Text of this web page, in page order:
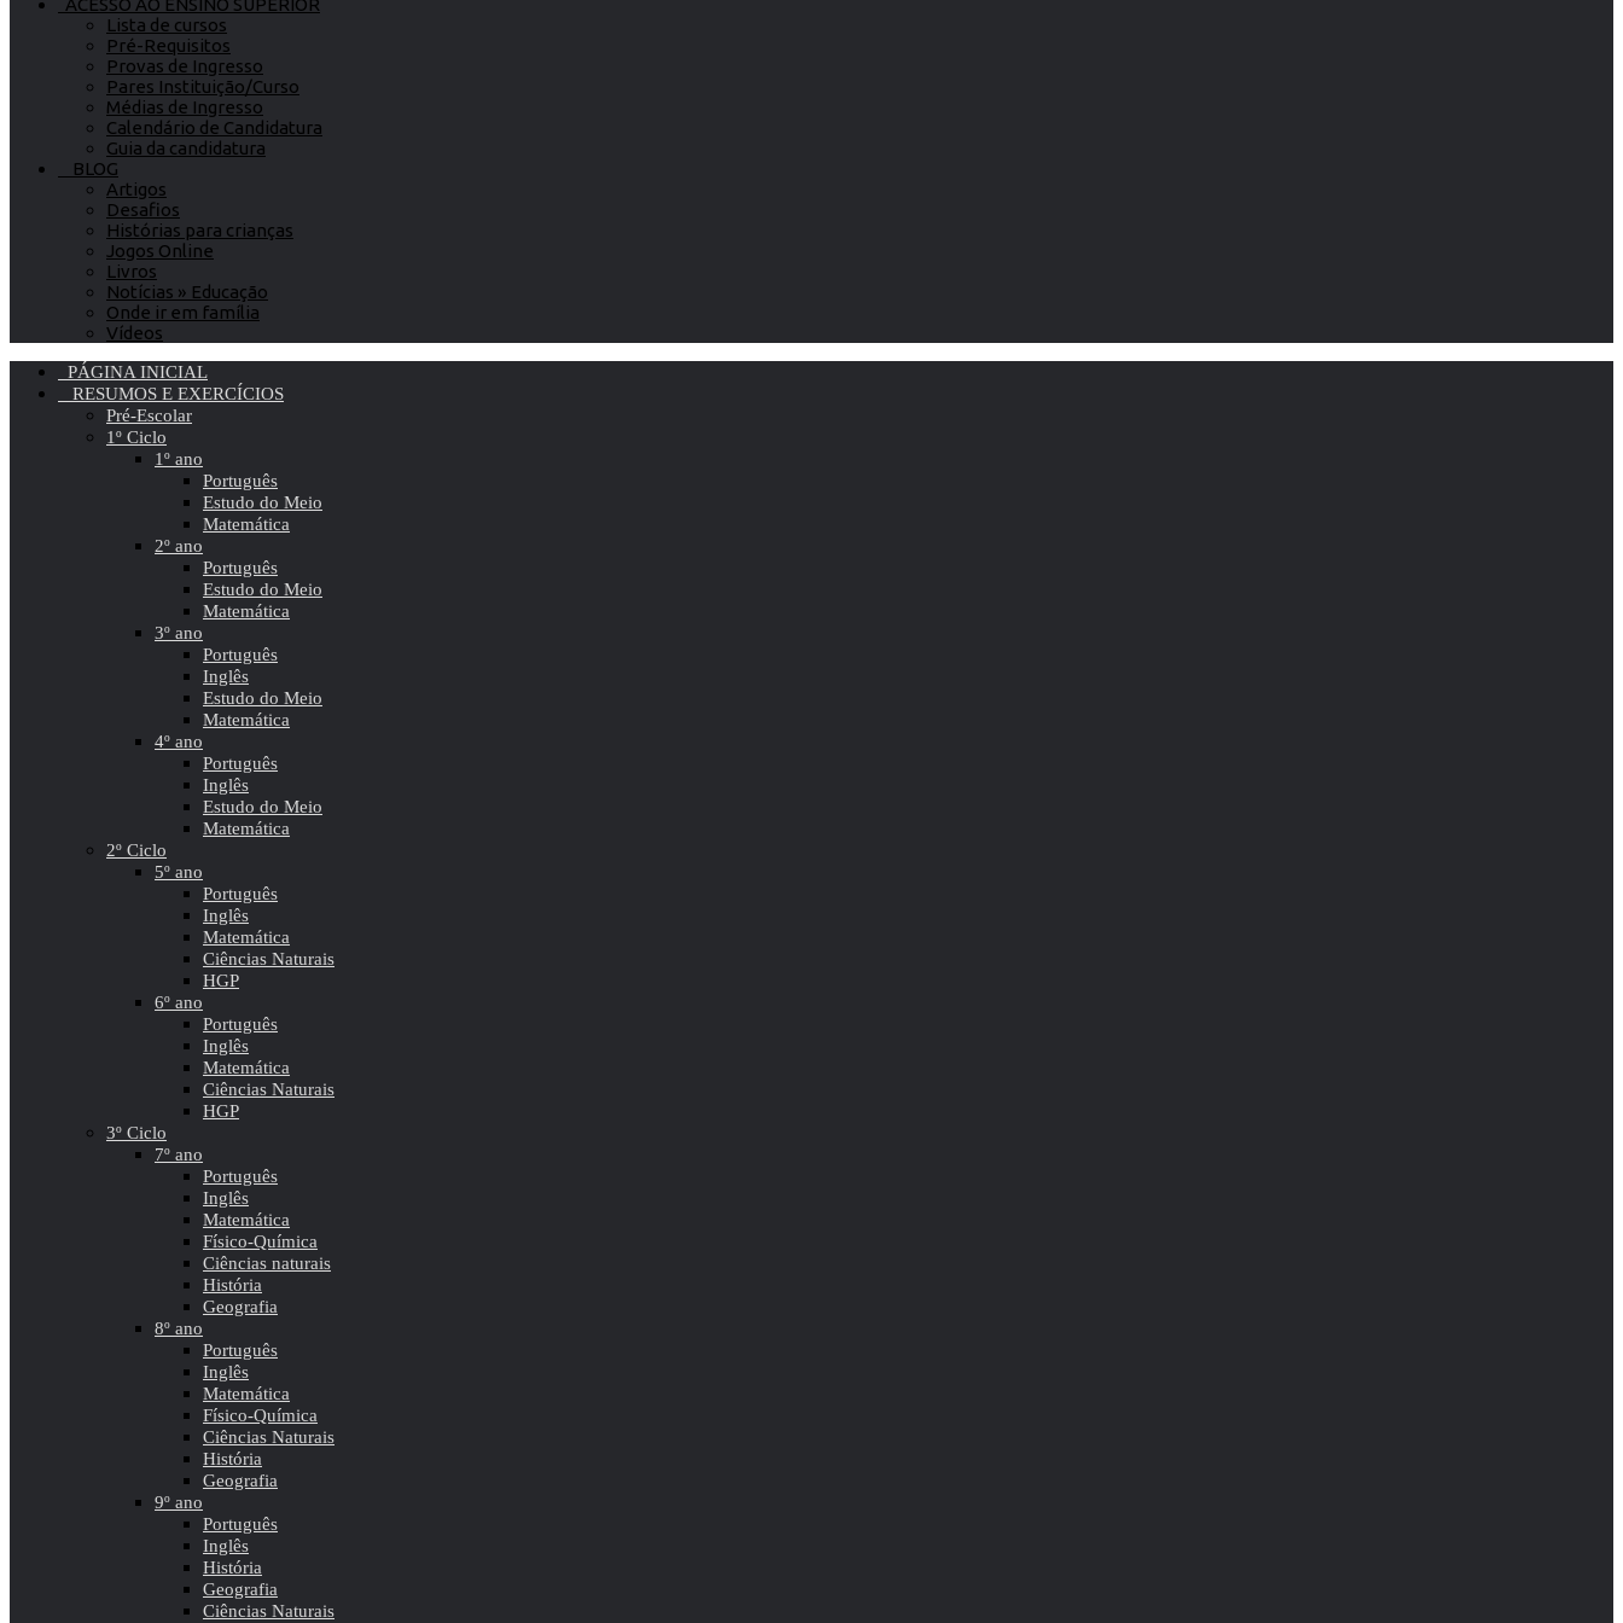
ACESSO AO ENSINO SUPERIOR
Lista de cursos
Pré-Requisitos
Provas de Ingresso
Pares Instituição/Curso
Médias de Ingresso
Calendário de Candidatura
Guia da candidatura
BLOG
Artigos
Desafios
Histórias para crianças
Jogos Online
Livros
Notícias » Educação
Onde ir em família
Vídeos
PÁGINA INICIAL
RESUMOS E EXERCÍCIOS
Pré-Escolar
1º Ciclo
1º ano
Português
Estudo do Meio
Matemática
2º ano
Português
Estudo do Meio
Matemática
3º ano
Português
Inglês
Estudo do Meio
Matemática
4º ano
Português
Inglês
Estudo do Meio
Matemática
2º Ciclo
5º ano
Português
Inglês
Matemática
Ciências Naturais
HGP
6º ano
Português
Inglês
Matemática
Ciências Naturais
HGP
3º Ciclo
7º ano
Português
Inglês
Matemática
Físico-Química
Ciências naturais
História
Geografia
8º ano
Português
Inglês
Matemática
Físico-Química
Ciências Naturais
História
Geografia
9º ano
Português
Inglês
História
Geografia
Ciências Naturais